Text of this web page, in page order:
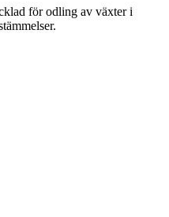
för odling av växter i